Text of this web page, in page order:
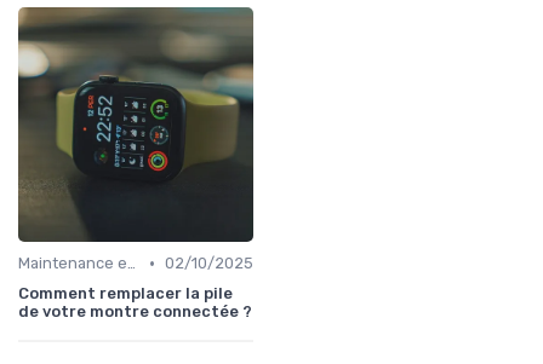
Maintenance et Mises à Jour • 02/10/2025
Comment remplacer la pile
de votre montre connectée ?